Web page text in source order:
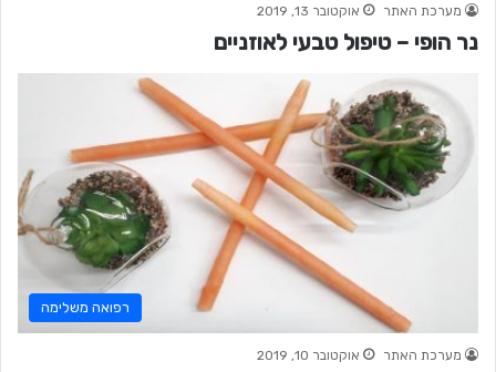
מערכת האתר אוקטובר 13, 2019
נר הופי – טיפול טבעי לאוזניים
רפואה משלימה
מערכת האתר אוקטובר 10, 2019